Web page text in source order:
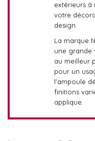
extérieurs
votre
design.
La marque
une grande
au meilleur
pour un
l'ampoule
finitions
applique.